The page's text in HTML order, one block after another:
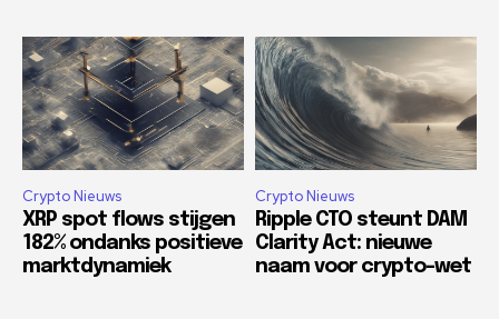
Crypto Nieuws
XRP spot flows stijgen
182% ondanks positieve
marktdynamiek
Crypto Nieuws
Ripple CTO steunt DAM
Clarity Act: nieuwe
naam voor crypto-wet